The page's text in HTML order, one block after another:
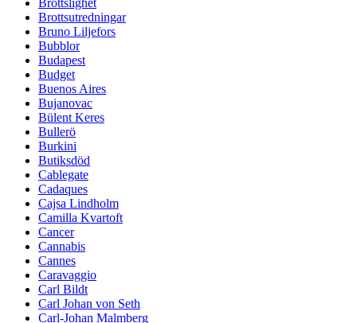
Brottsutredningar
Bruno Liljefors
Bubblor
Budapest
Budget
Buenos Aires
Bujanovac
Bülent Keres
Bullerö
Burkini
Butiksdöd
Cablegate
Cadaques
Cajsa Lindholm
Camilla Kvartoft
Cancer
Cannabis
Cannes
Caravaggio
Carl Bildt
Carl Johan von Seth
Carl-Johan Malmberg